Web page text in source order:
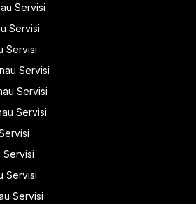
Servisi
Servisi
Servisi
Servisi
Servisi
Servisi
Servisi
Servisi
Servisi